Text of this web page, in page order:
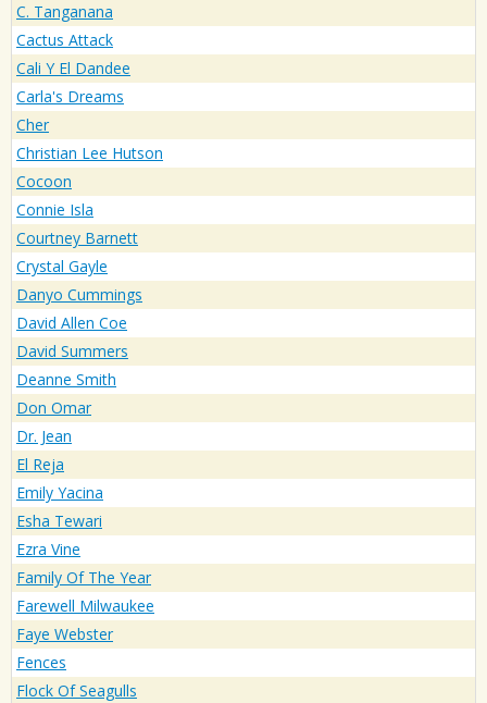
C. Tanganana
Cactus Attack
Cali Y El Dandee
Carla's Dreams
Cher
Christian Lee Hutson
Cocoon
Connie Isla
Courtney Barnett
Crystal Gayle
Danyo Cummings
David Allen Coe
David Summers
Deanne Smith
Don Omar
Dr. Jean
El Reja
Emily Yacina
Esha Tewari
Ezra Vine
Family Of The Year
Farewell Milwaukee
Faye Webster
Fences
Flock Of Seagulls